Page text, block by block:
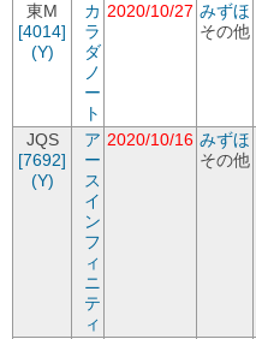
東M
[4014]
(Y)
カ
ラ
ダ
ノ
ー
ト
2020/10/27 みずほ
その他
JQS
[7692]
(Y)
ア
ー
ス
イ
ン
フ
ィ
ニ
テ
ィ
2020/10/16 みずほ
その他